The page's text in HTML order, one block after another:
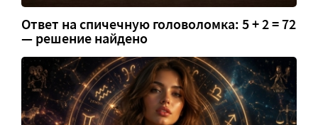
Ответ на спичечную головоломка: 5 + 2 = 72
— решение найдено